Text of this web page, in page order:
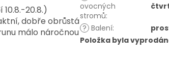
20.8.)
dobře obrůstá
málo náročnou
ovocných
stromů:
? Balení:
Položka byla